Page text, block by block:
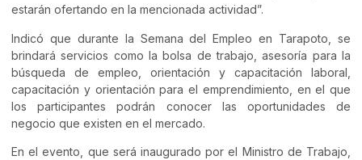
estarán ofertando en la mencionada actividad”.
Indicó que durante la Semana del Empleo en Tarapoto, se
brindará servicios como la bolsa de trabajo, asesoría para la
búsqueda de empleo, orientación y capacitación laboral,
capacitación y orientación para el emprendimiento, en el que
los participantes podrán conocer las oportunidades de
negocio que existen en el mercado.
En el evento, que será inaugurado por el Ministro de Trabajo,